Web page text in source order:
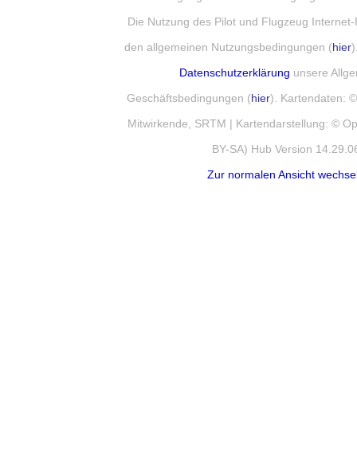
Die Nutzung des Pilot und Flugzeug
den allgemeinen Nutzungsbedingungen (hier
Datenschutzerklärung unsere
Geschäftsbedingungen (hier). Kartendaten:
Mitwirkende, SRTM | Kartendarstellung: ©
BY-SA) Hub Version
Zur normalen Ansicht